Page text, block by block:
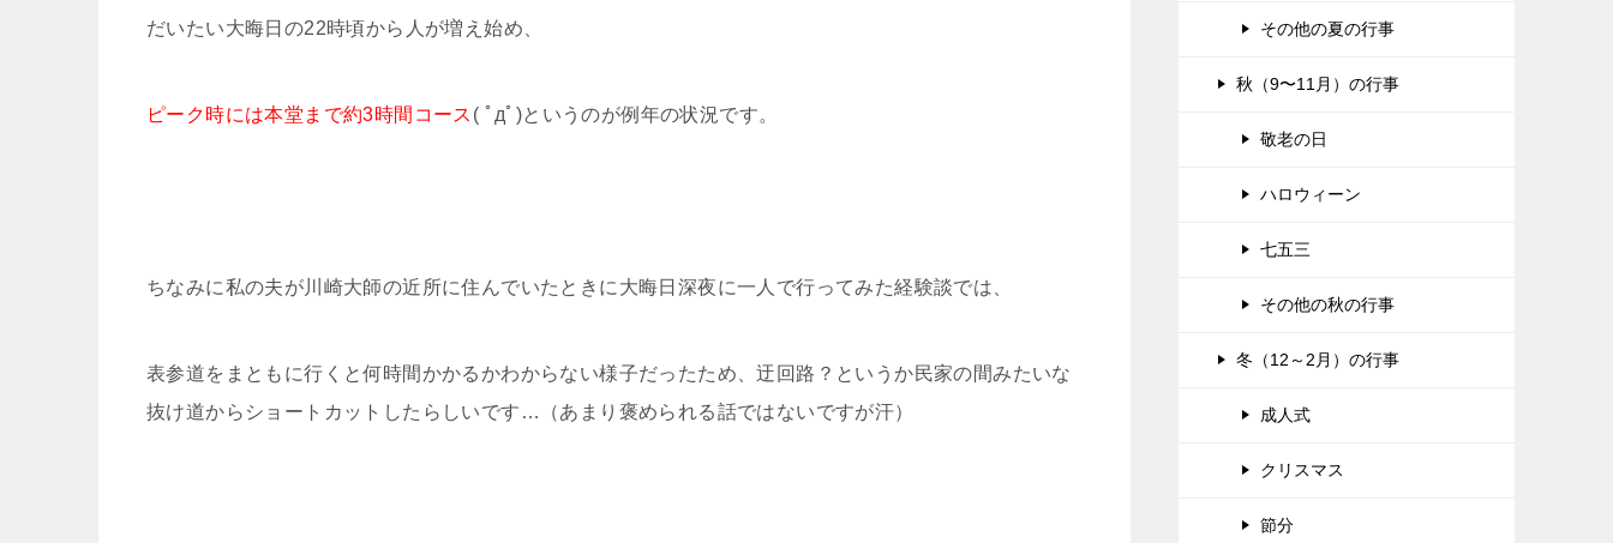
だいたい大晦日の22時頃から人が増え始め、
ピーク時には本堂まで約3時間コース ( ﾟдﾟ)というのが例年の状況です。
ちなみに私の夫が川崎大師の近所に住んでいたときに大晦日深夜に一人で行ってみた経験談では、
表参道をまともに行くと何時間かかるかわからない様子だったため、迂回路？というか民家の間みたいな
抜け道からショートカットしたらしいです…（あまり褒められる話ではないですが汗）
その他の夏の行事
秋（9〜11月）の行事
敬老の日
ハロウィーン
七五三
その他の秋の行事
冬（12～2月）の行事
成人式
クリスマス
節分